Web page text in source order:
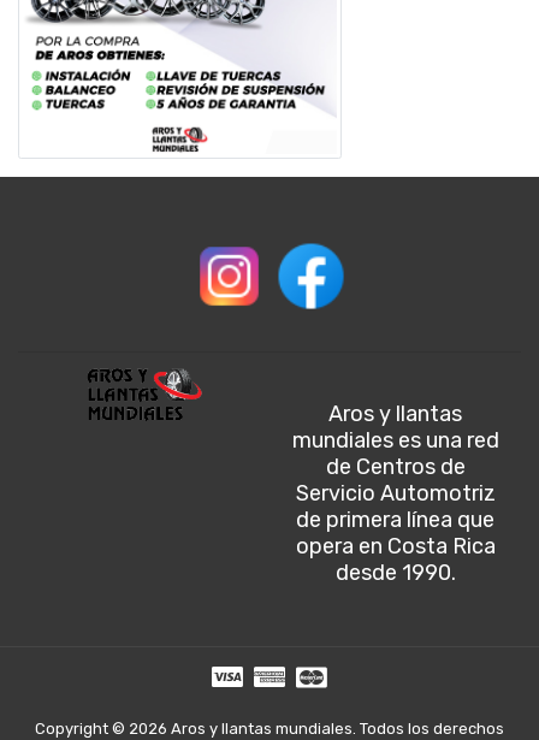
Aros y llantas
mundiales es una red
de Centros de
Servicio Automotriz
de primera línea que
opera en Costa Rica
desde 1990.
Copyright © 2026 Aros y llantas mundiales. Todos los derechos